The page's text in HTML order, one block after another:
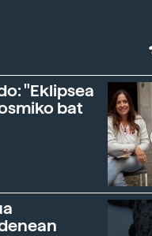
"Eklipsea
bat